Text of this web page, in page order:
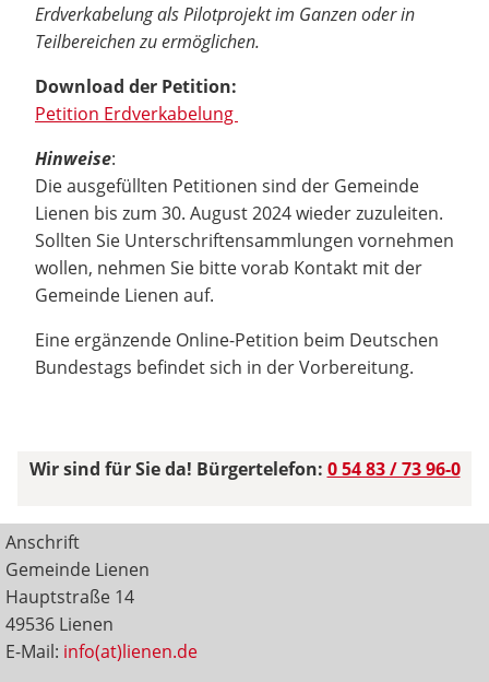
Erdverkabelung als Pilotprojekt im Ganzen oder in
Teilbereichen zu ermöglichen.
Download der Petition:
Petition Erdverkabelung
Hinweise:
Die ausgefüllten Petitionen sind der Gemeinde
Lienen bis zum 30. August 2024 wieder zuzuleiten.
Sollten Sie Unterschriftensammlungen vornehmen
wollen, nehmen Sie bitte vorab Kontakt mit der
Gemeinde Lienen auf.
Eine ergänzende Online-Petition beim Deutschen
Bundestags befindet sich in der Vorbereitung.
Wir sind für Sie da! Bürgertelefon: 0 54 83 / 73 96-0
Anschrift
Gemeinde Lienen
Hauptstraße 14
49536 Lienen
E-Mail: info(at)lienen.de